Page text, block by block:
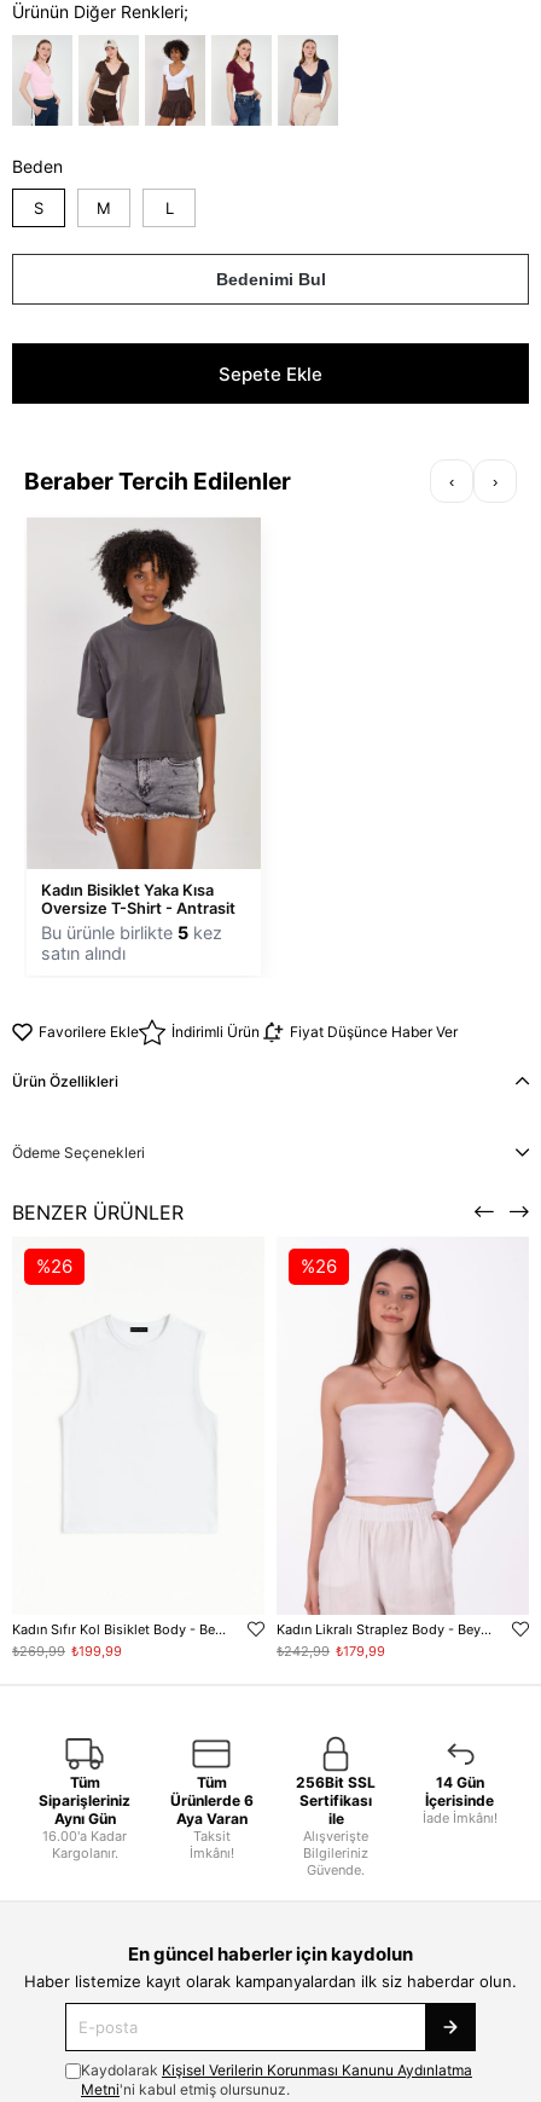
Ürünün Diğer Renkleri;
Beden
S M L
Bedenimi Bul
Beraber Tercih Edilenler ‹ ›
Kadın Bisiklet Yaka Kısa
Oversize T-Shirt - Antrasit
Bu ürünle birlikte 5 kez
satın alındı
Favorilere Ekle İndirimli Ürün Fiyat Düşünce Haber Ver
Ürün Özellikleri
Ödeme Seçenekleri
BENZER ÜRÜNLER
Kadın Sıfır Kol Bisiklet Body - Beyaz
₺199,99
₺269,99
%26
Kadın Likralı Straplez Body - Beyaz
₺179,99
₺242,99
%26
Tüm
Siparişleriniz
Aynı Gün
16.00'a Kadar
Kargolanır.
Tüm
Ürünlerde 6
Aya Varan
Taksit
İmkânı!
256Bit SSL
Sertifikası
ile
Alışverişte
Bilgileriniz
Güvende.
14 Gün
İçerisinde
İade İmkânı!
En güncel haberler için kaydolun
Haber listemize kayıt olarak kampanyalardan ilk siz haberdar olun.
Kaydolarak Kişisel Verilerin Korunması Kanunu Aydınlatma
Metni'ni kabul etmiş olursunuz.